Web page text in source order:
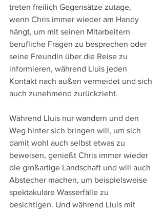
treten freilich Gegensätze zutage,
wenn Chris immer wieder am Handy
hängt, um mit seinen Mitarbeitern
berufliche Fragen zu besprechen oder
seine Freundin über die Reise zu
informieren, während Lluis jeden
Kontakt nach außen vermeidet und sich
auch zunehmend zurückzieht.
Während Lluis nur wandern und den
Weg hinter sich bringen will, um sich
damit wohl auch selbst etwas zu
beweisen, genießt Chris immer wieder
die großartige Landschaft und will auch
Abstecher machen, um beispielsweise
spektakuläre Wasserfälle zu
besichtigen. Und während Lluis mit